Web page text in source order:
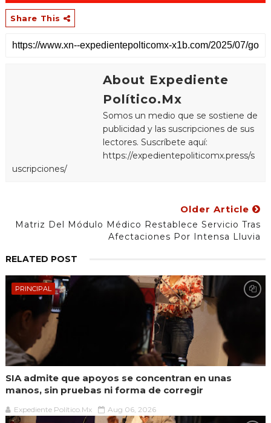
Share This
About Expediente
Político.Mx
Somos un medio que se sostiene de
publicidad y las suscripciones de sus
lectores. Suscríbete aquí:
https://expedientepoliticomx.press/s
uscripciones/
Older Article
Matriz Del Módulo Médico Restablece Servicio Tras
Afectaciones Por Intensa Lluvia
RELATED POST
PRINCIPAL
SIA admite que apoyos se concentran en unas
manos, sin pruebas ni forma de corregir
Expediente Político.Mx Aug 06, 2026